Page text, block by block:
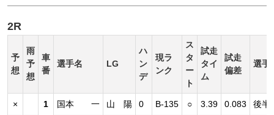
2R
予
想
雨
予
想
車
番
選手名 LG
ハ
ン
デ
現ラ
ンク
ス
タ
ー
ト
試走
タイ
ム
試走
偏差
選手
× 1 国本 一 山 陽 0 B-135 ○ 3.39 0.083 後半